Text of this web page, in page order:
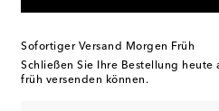
Sofortiger Versand Morgen Früh
Schließen Sie Ihre Bestellung
früh versenden können.